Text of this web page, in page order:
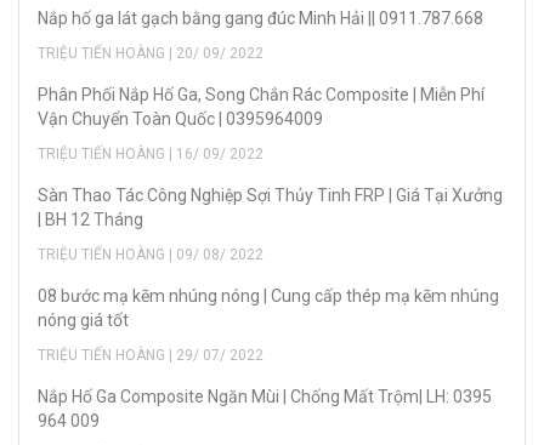
Nắp hố ga lát gạch bằng gang đúc Minh Hải || 0911.787.668
TRIỆU TIẾN HOÀNG | 20/ 09/ 2022
Phân Phối Nắp Hố Ga, Song Chắn Rác Composite | Miễn Phí
Vận Chuyển Toàn Quốc | 0395964009
TRIỆU TIẾN HOÀNG | 16/ 09/ 2022
Sàn Thao Tác Công Nghiệp Sợi Thủy Tinh FRP | Giá Tại Xưởng
| BH 12 Tháng
TRIỆU TIẾN HOÀNG | 09/ 08/ 2022
08 bước mạ kẽm nhúng nóng | Cung cấp thép mạ kẽm nhúng
nóng giá tốt
TRIỆU TIẾN HOÀNG | 29/ 07/ 2022
Nắp Hố Ga Composite Ngăn Mùi | Chống Mất Trộm| LH: 0395
964 009